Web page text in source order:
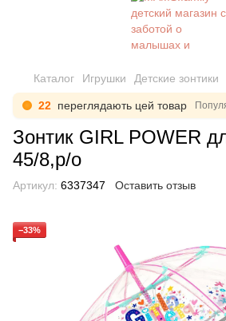
Каталог Игрушки Детские зонтики
22 переглядають цей товар
Зонтик GIRL POWER
45/8,р/о
Артикул: 6337347 Оставить отзыв
−33%